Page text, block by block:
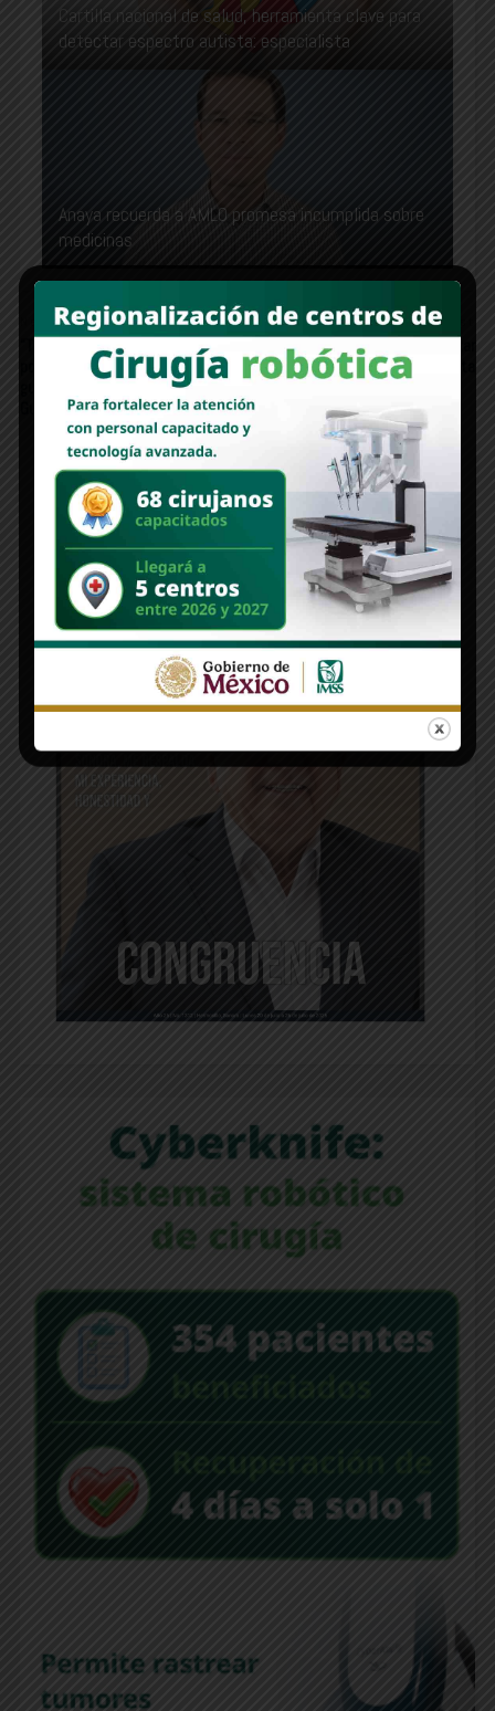
Cartilla nacional de salud, herramienta clave para
detectar espectro autista: especialista
Anaya recuerda a AMLO promesa incumplida sobre
medicinas
Newer Post
“Tengo condiciones para competir
por la candidatura de Morena a la
gubernatura en 2027”: Ana
Guevara
Older Post
Apertura del Servicio Militar
Nacional 2026 en Agua Prieta
Edición 1312